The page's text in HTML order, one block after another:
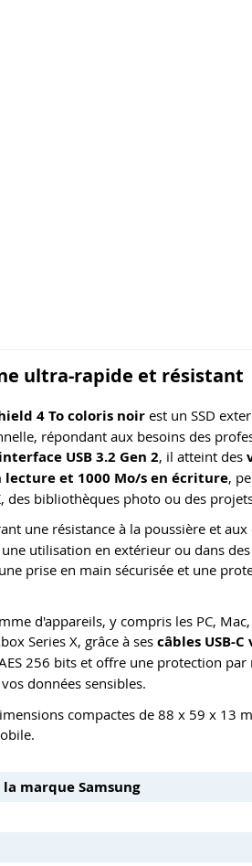
ultra-rapide et résistant
4 To coloris noir est un SSD
répondant aux besoins des
interface USB 3.2 Gen 2, il atteint des
et 1000 Mo/s en écriture,
bibliothèques photo ou des
une résistance à la poussière et
utilisation en extérieur ou dans
prise en main sécurisée et une
d'appareils, y compris les PC,
Series X, grâce à sescâbles USB-C
256 bits et offre une protection
données sensibles.
compactes de 88 x 59 x 13
marque Samsung